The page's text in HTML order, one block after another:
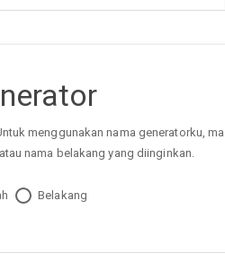
menggunakan nama generatorku,
nama belakang yang diinginkan.
Belakang